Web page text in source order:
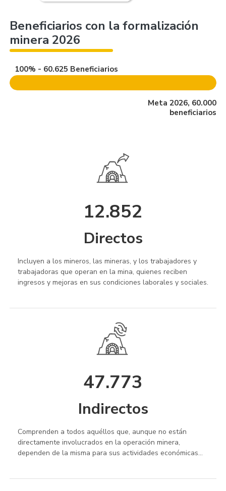
Beneficiarios con la formalización
minera 2026
100% - 60.625 Beneficiarios
Meta 2026, 60.000
beneficiarios
12.852
Directos
Incluyen a los mineros, las mineras, y los trabajadores y
trabajadoras que operan en la mina, quienes reciben
ingresos y mejoras en sus condiciones laborales y sociales.
47.773
Indirectos
Comprenden a todos aquéllos que, aunque no están
directamente involucrados en la operación minera,
dependen de la misma para sus actividades económicas...